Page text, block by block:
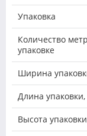
Упаковка
Количество
упаковке
Ширина
Длина
Высота